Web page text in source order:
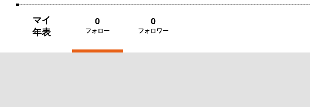
マイ
年表
0
フォロー
0
フォロワー